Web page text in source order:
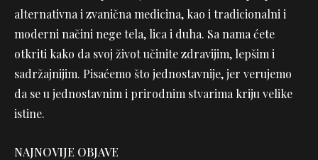
alternativna i zvanična medicina, kao i tradicionalni i
moderni načini nege tela, lica i duha. Sa nama ćete
otkriti kako da svoj život učinite zdravijim, lepšim i
sadržajnijim. Pisaćemo što jednostavnije, jer verujemo
da se u jednostavnim i prirodnim stvarima kriju velike
istine.
NAJNOVIJE OBJAVE